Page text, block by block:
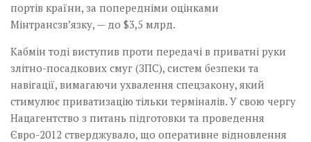
портів країни, за попередніми оцінками
Мінтрансзв’язку, — до $3,5 млрд.
Кабмін тоді виступив проти передачі в приватні руки
злітно-посадкових смуг (ЗПС), систем безпеки та
навігації, вимагаючи ухвалення спецзакону, який
стимулює приватизацію тільки терміналів. У свою чергу
Нацагентство з питань підготовки та проведення
Євро-2012 стверджувало, що оперативне відновлення